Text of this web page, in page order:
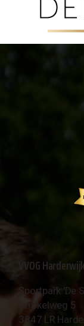
VVOG Harderwijk
Sportpark 'De
Strokelweg 5
3847 LR